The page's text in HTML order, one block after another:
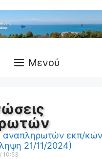
Μενού
αναπληρωτών εκπ/
21/11/2024)
10:53